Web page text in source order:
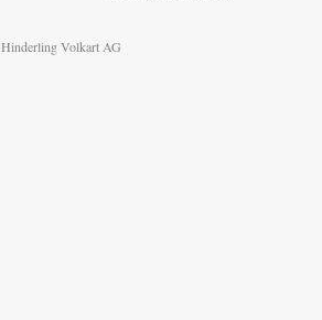
Hinderling Volkart AG